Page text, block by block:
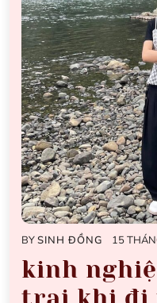
BYSINH ĐỒNG 15
kinh